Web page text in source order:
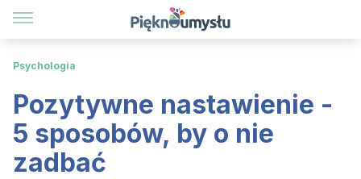
Psychologia
Pozytywne nastawienie -
5 sposobów, by o nie
zadbać